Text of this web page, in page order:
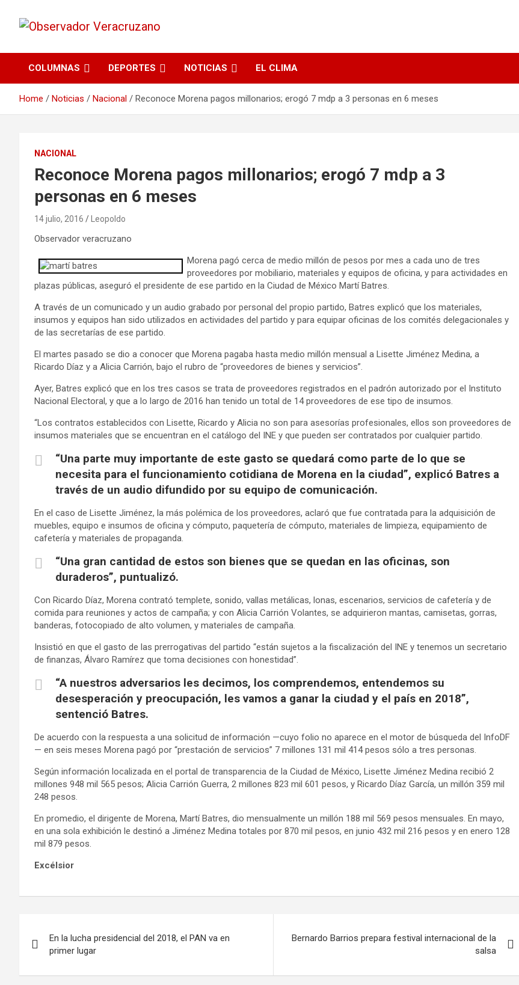
Observador
Veracruzano
COLUMNAS DEPORTES NOTICIAS EL CLIMA
Home Noticias Nacional Reconoce Morena pagos millonarios; erogó 7 mdp a 3 personas en 6 meses
NACIONAL
Reconoce Morena pagos millonarios; erogó 7 mdp a 3
personas en 6 meses
14 julio, 2016 Leopoldo
Observador veracruzano
Morena pagó cerca de medio millón de pesos por mes a cada uno de tres
proveedores por mobiliario, materiales y equipos de oficina, y para actividades en
plazas públicas, aseguró el presidente de ese partido en la Ciudad de México Martí Batres.
A través de un comunicado y un audio grabado por personal del propio partido, Batres explicó que los materiales,
insumos y equipos han sido utilizados en actividades del partido y para equipar oficinas de los comités delegacionales y
de las secretarías de ese partido.
El martes pasado se dio a conocer que Morena pagaba hasta medio millón mensual a Lisette Jiménez Medina, a
Ricardo Díaz y a Alicia Carrión, bajo el rubro de “proveedores de bienes y servicios”.
Ayer, Batres explicó que en los tres casos se trata de proveedores registrados en el padrón autorizado por el Instituto
Nacional Electoral, y que a lo largo de 2016 han tenido un total de 14 proveedores de ese tipo de insumos.
“Los contratos establecidos con Lisette, Ricardo y Alicia no son para asesorías profesionales, ellos son proveedores de
insumos materiales que se encuentran en el catálogo del INE y que pueden ser contratados por cualquier partido.
“Una parte muy importante de este gasto se quedará como parte de lo que se
necesita para el funcionamiento cotidiana de Morena en la ciudad”, explicó Batres a
través de un audio difundido por su equipo de comunicación.
En el caso de Lisette Jiménez, la más polémica de los proveedores, aclaró que fue contratada para la adquisición de
muebles, equipo e insumos de oficina y cómputo, paquetería de cómputo, materiales de limpieza, equipamiento de
cafetería y materiales de propaganda.
“Una gran cantidad de estos son bienes que se quedan en las oficinas, son
duraderos”, puntualizó.
Con Ricardo Díaz, Morena contrató templete, sonido, vallas metálicas, lonas, escenarios, servicios de cafetería y de
comida para reuniones y actos de campaña; y con Alicia Carrión Volantes, se adquirieron mantas, camisetas, gorras,
banderas, fotocopiado de alto volumen, y materiales de campaña.
Insistió en que el gasto de las prerrogativas del partido “están sujetos a la fiscalización del INE y tenemos un secretario
de finanzas, Álvaro Ramírez que toma decisiones con honestidad”.
“A nuestros adversarios les decimos, los comprendemos, entendemos su
desesperación y preocupación, les vamos a ganar la ciudad y el país en 2018”,
sentenció Batres.
De acuerdo con la respuesta a una solicitud de información —cuyo folio no aparece en el motor de búsqueda del InfoDF
— en seis meses Morena pagó por “prestación de servicios” 7 millones 131 mil 414 pesos sólo a tres personas.
Según información localizada en el portal de transparencia de la Ciudad de México, Lisette Jiménez Medina recibió 2
millones 948 mil 565 pesos; Alicia Carrión Guerra, 2 millones 823 mil 601 pesos, y Ricardo Díaz García, un millón 359 mil
248 pesos.
En promedio, el dirigente de Morena, Martí Batres, dio mensualmente un millón 188 mil 569 pesos mensuales. En mayo,
en una sola exhibición le destinó a Jiménez Medina totales por 870 mil pesos, en junio 432 mil 216 pesos y en enero 128
mil 879 pesos.
Excélsior
En la lucha presidencial del 2018, el PAN va en
primer lugar
Bernardo Barrios prepara festival internacional de la
salsa